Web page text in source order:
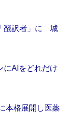
翻訳者」に 城
にAIをどれだけ
本格展開し医薬